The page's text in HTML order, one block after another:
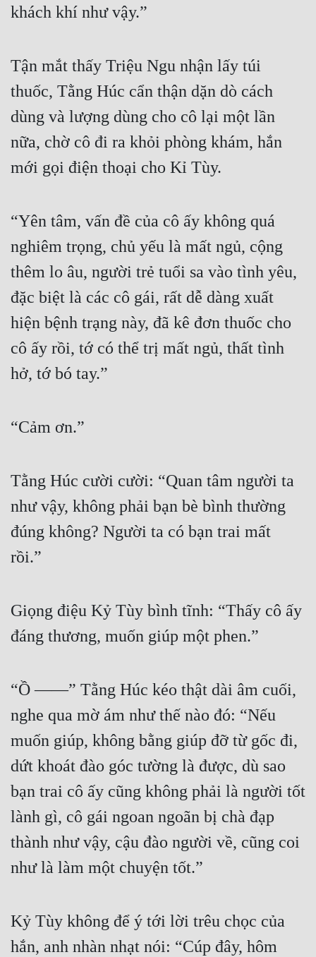
Khoa Huyễn
Kinh Dị
Kiếm Hiệp
Kỳ Huyễn
Làm Giàu
Lịch Sử
Mưu Mô
Mạt Thế
Mỹ Thực
Ngôn Tình
Ngược
Phản Phái
Quan Trường
Sảng Văn
Sắc
Thanh Xuân
Tiên Hiệp
Tiểu Thuyết
Trùng Sinh
Trọng Sinh
Tu Tiên
Tội Phạm
khách khí như vậy.”
Tận mắt thấy Triệu Ngu nhận lấy túi
thuốc, Tằng Húc cẩn thận dặn dò cách
dùng và lượng dùng cho cô lại một lần
nữa, chờ cô đi ra khỏi phòng khám, hắn
mới gọi điện thoại cho Kỉ Tùy.
“Yên tâm, vấn đề của cô ấy không quá
nghiêm trọng, chủ yếu là mất ngủ, cộng
thêm lo âu, người trẻ tuổi sa vào tình yêu,
đặc biệt là các cô gái, rất dễ dàng xuất
hiện bệnh trạng này, đã kê đơn thuốc cho
cô ấy rồi, tớ có thể trị mất ngủ, thất tình
hở, tớ bó tay.”
“Cảm ơn.”
Tằng Húc cười cười: “Quan tâm người ta
như vậy, không phải bạn bè bình thường
đúng không? Người ta có bạn trai mất
rồi.”
Giọng điệu Kỷ Tùy bình tĩnh: “Thấy cô ấy
đáng thương, muốn giúp một phen.”
“Ồ ——” Tằng Húc kéo thật dài âm cuối,
nghe qua mờ ám như thế nào đó: “Nếu
muốn giúp, không bằng giúp đỡ từ gốc đi,
dứt khoát đào góc tường là được, dù sao
bạn trai cô ấy cũng không phải là người tốt
lành gì, cô gái ngoan ngoãn bị chà đạp
thành như vậy, cậu đào người về, cũng coi
như là làm một chuyện tốt.”
Kỷ Tùy không để ý tới lời trêu chọc của
hắn, anh nhàn nhạt nói: “Cúp đây, hôm